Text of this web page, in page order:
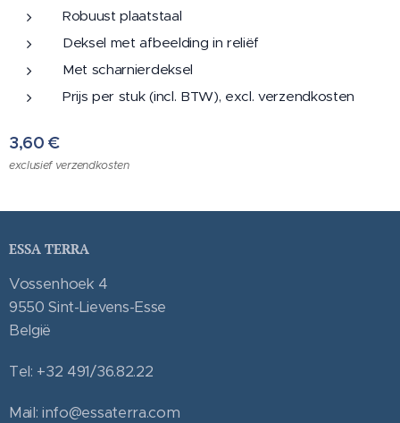
Robuust plaatstaal
Deksel met afbeelding in reliëf
Met scharnierdeksel
Prijs per stuk (incl. BTW), excl. verzendkosten
3,60 €
exclusief verzendkosten
ESSA TERRA
Vossenhoek 4
9550 Sint-Lievens-Esse
België
Tel: +32 491/36.82.22
Mail: info@essaterra.com